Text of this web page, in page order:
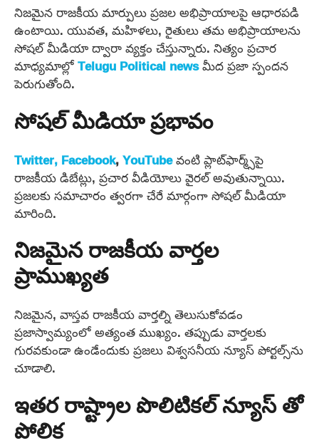
నిజమైన రాజకీయ మార్పులు ప్రజల అభిప్రాయాలపై ఆధారపడి
ఉంటాయి. యువత, మహిళలు, రైతులు తమ అభిప్రాయాలను
సోషల్ మీడియా ద్వారా వ్యక్తం చేస్తున్నారు. నిత్యం ప్రచార
మాధ్యమాల్లోTeluguPolitical newsమీద ప్రజా స్పందన
పెరుగుతోంది.
సోషల్ మీడియా ప్రభావం
Twitter,Facebook,YouTubeవంటి ప్లాట్‌ఫార్మ్స్‌పై
రాజకీయ డిబేట్లు, ప్రచార వీడియోలు వైరల్ అవుతున్నాయి.
ప్రజలకు సమాచారం త్వరగా చేరే మార్గంగా సోషల్ మీడియా
మారింది.
నిజమైన రాజకీయ వార్తల
ప్రాముఖ్యత
నిజమైన, వాస్తవ రాజకీయ వార్తల్ని తెలుసుకోవడం
ప్రజాస్వామ్యంలో అత్యంత ముఖ్యం. తప్పుడు వార్తలకు
గురవకుండా ఉండేందుకు ప్రజలు విశ్వసనీయ న్యూస్ పోర్టల్స్‌ను
చూడాలి.
ఇతర రాష్ట్రాల పొలిటికల్ న్యూస్ తో
పోలిక